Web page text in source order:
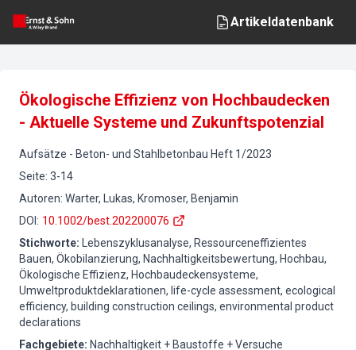
Artikeldatenbank
Ökologische Effizienz von Hochbaudecken
- Aktuelle Systeme und Zukunftspotenzial
Aufsätze - Beton- und Stahlbetonbau Heft 1/2023
Seite: 3-14
Autoren: Warter, Lukas, Kromoser, Benjamin
DOI : 10.1002/best.202200076
Stichworte:
Lebenszyklusanalyse, Ressourceneffizientes
Bauen, Ökobilanzierung, Nachhaltigkeitsbewertung, Hochbau,
Ökologische Effizienz, Hochbaudeckensysteme,
Umweltproduktdeklarationen, life-cycle assessment, ecological
efficiency, building construction ceilings, environmental product
declarations
Fachgebiete: Nachhaltigkeit + Baustoffe + Versuche